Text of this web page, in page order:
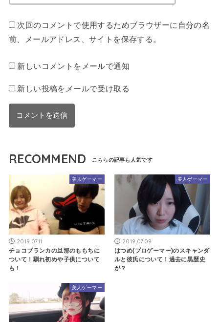
次回のコメントで使用するためブラウザーに自分の名
前、メールアドレス、サイトを保存する。
新しいコメントをメールで通知
新しい投稿をメールで受け取る
RECOMMEND
美人ゲーマー
2019.07.11
チョコブランカの旦那のももちに
ついて！馴れ初めや子供について
も！
美人ゲーマー
2019.07.09
はつめ(プロゲーマー)のスキャンダ
ルと彼氏について！過去に黒歴史
が？
美人ゲーマー